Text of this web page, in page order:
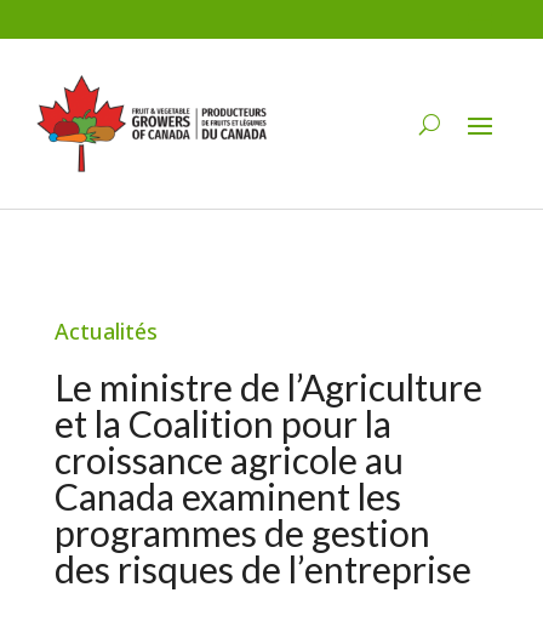
Actualités
Le ministre de l’Agriculture
et la Coalition pour la
croissance agricole au
Canada examinent les
programmes de gestion
des risques de l’entreprise